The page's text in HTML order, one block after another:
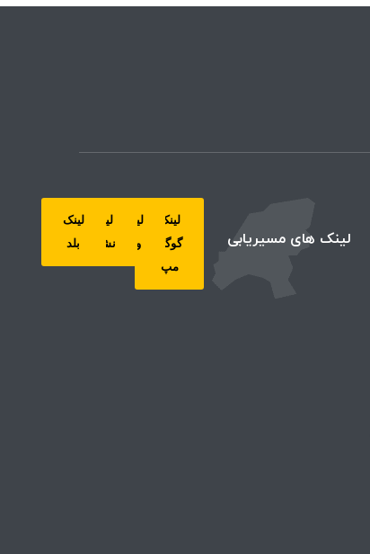
لینک های مسیریابی
لینک
گوگل
مپ
لینک
ویز
لینک
نشان
لینک
بلد